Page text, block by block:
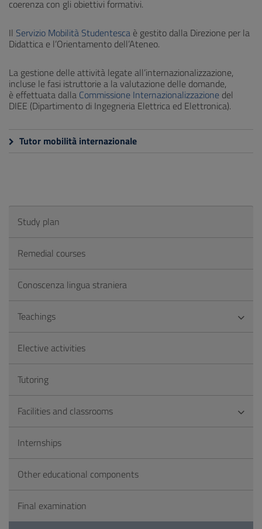
coerenza con gli obiettivi formativi.
Il Servizio Mobilità Studentesca è gestito dalla Direzione per la
Didattica e l’Orientamento dell’Ateneo.
La gestione delle attività legate all’internazionalizzazione,
incluse le fasi istruttorie a la valutazione delle domande,
è effettuata dalla Commissione Internazionalizzazione del
DIEE (Dipartimento di Ingegneria Elettrica ed Elettronica).
Tutor mobilità internazionale
Study plan
Remedial courses
Conoscenza lingua straniera
Teachings
Elective activities
Tutoring
Facilities and classrooms
Internships
Other educational components
Final examination